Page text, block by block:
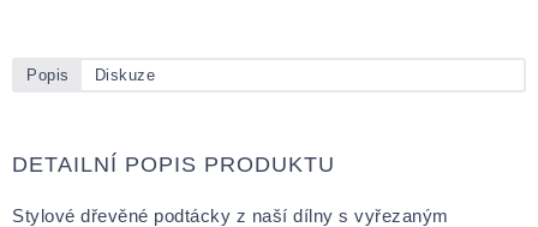
Popis Diskuze
DETAILNÍ POPIS PRODUKTU
Stylové dřevěné podtácky z naší dílny s vyřezaným